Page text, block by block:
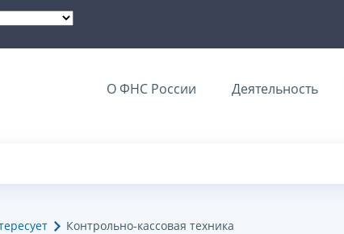
О ФНС России Деятельность
Контрольно-кассовая техника